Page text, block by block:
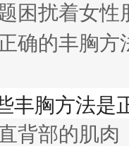
困扰着女
确的丰胸方
背部的肌